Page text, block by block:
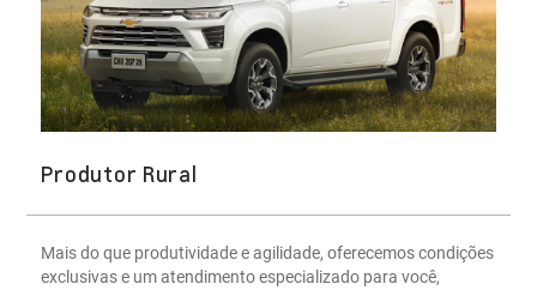
Produtor Rural
Mais do que produtividade e agilidade, oferecemos condições
exclusivas e um atendimento especializado para você,